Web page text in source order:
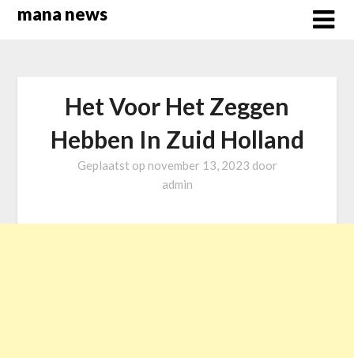
Overslaan
mana news
Het Voor Het Zeggen
Hebben In Zuid Holland
Geplaatst op november 13, 2023 door
admin